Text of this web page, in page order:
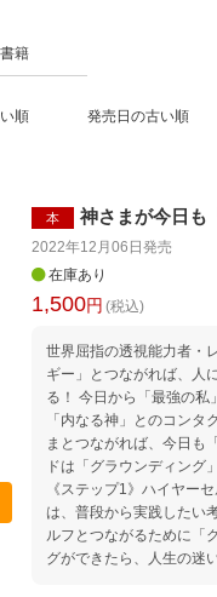
籍
順 発売日の古い順
本 神さまが今日も
2022年12月06日発売
在庫あり
1,500円 (税込)
世界屈指の透視能力者・レバナ
ギー」とつながれば、人
る！ 今日から「最強の
「内なる神」とのコン
まとつながれば、今日
ドは「グラウンディング
《ステップ1》ハイヤー
は、普段から実践したい
ルフとつながるために
グができたら、人生の迷